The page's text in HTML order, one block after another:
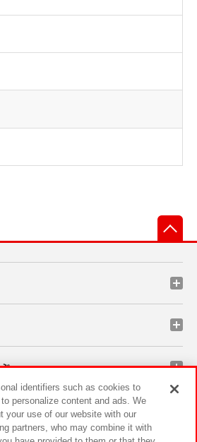
ン
identifiers such as cookies to
personalize content and ads. We
your use of our website with our
partners, who may combine it with